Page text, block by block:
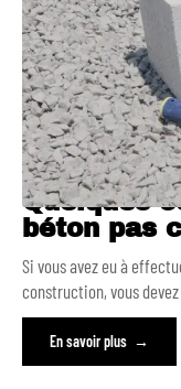
Quelques
béton pas
Si vous avez eu à
construction, vous
En savoir plus